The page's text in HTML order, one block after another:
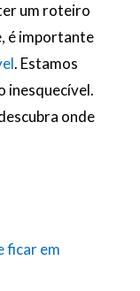
um roteiro
é importante
. Estamos
inesquecível.
onde
ficar em